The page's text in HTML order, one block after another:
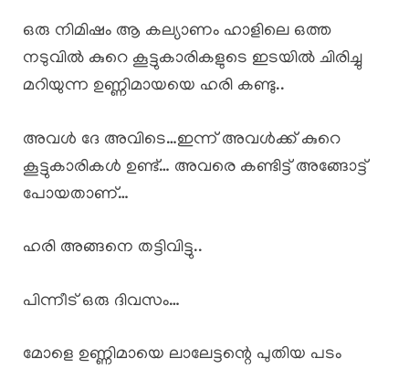
ഒരു നിമിഷം ആ കല്യാണം ഹാളിലെ ഒത്ത
നടുവിൽ കുറെ കൂട്ടുകാരികളുടെ ഇടയിൽ ചിരിച്ചു
മറിയുന്ന ഉണ്ണിമായയെ ഹരി കണ്ടു..
അവൾ ദേ അവിടെ…ഇന്ന് അവൾക്ക് കുറെ
കൂട്ടുകാരികൾ ഉണ്ട്… അവരെ കണ്ടിട്ട് അങ്ങോട്ട്
പോയതാണ്…
ഹരി അങ്ങനെ തട്ടിവിട്ടു..
പിന്നീട് ഒരു ദിവസം…
മോളെ ഉണ്ണിമായെ ലാലേട്ടന്റെ പുതിയ പടം